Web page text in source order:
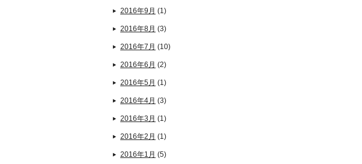
2016年9月 (1)
2016年8月 (3)
2016年7月 (10)
2016年6月 (2)
2016年5月 (1)
2016年4月 (3)
2016年3月 (1)
2016年2月 (1)
2016年1月 (5)